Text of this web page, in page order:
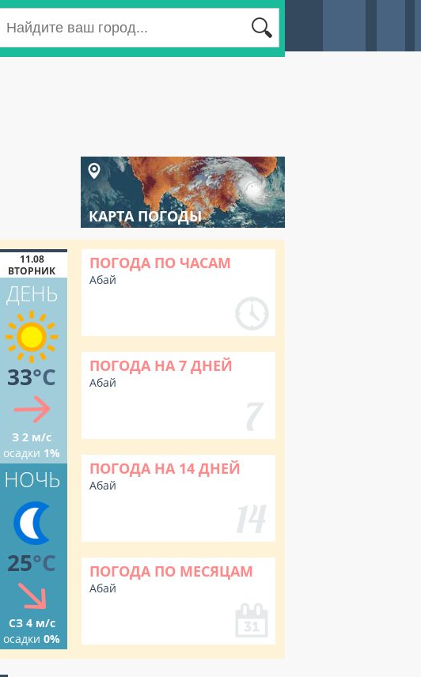
КАРТА ПОГОДЫ
11.08
ВТОРНИК
ДЕНЬ
33°C
З 2 м/с
осадки 1%
НОЧЬ
25°C
СЗ 4 м/с
осадки 0%
ПОГОДА ПО ЧАСАМ
Абай
ПОГОДА НА 7 ДНЕЙ
Абай
ПОГОДА НА 14 ДНЕЙ
Абай
ПОГОДА ПО МЕСЯЦАМ
Абай